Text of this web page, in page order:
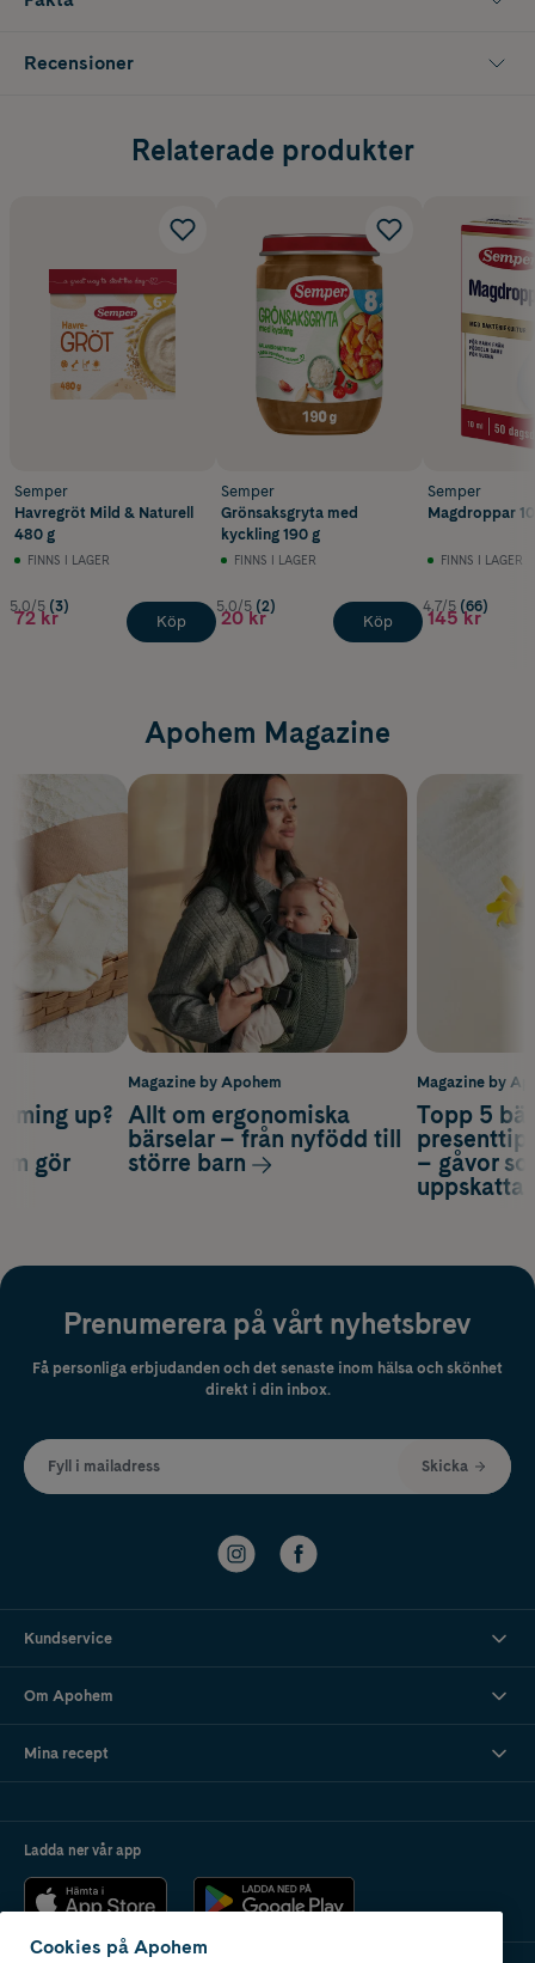
Recensioner
Relaterade produkter
Semper
Havregröt Mild & Naturell
480 g
FINNS I LAGER
5.0/5 (3)
72 kr Köp
Semper
Grönsaksgryta med
kyckling 190 g
FINNS I LAGER
5.0/5 (2)
20 kr Köp
Semper
Magdroppar
FINNS I LAGER
4.7/5 (66)
145 kr
Apohem Magazine
Magazine by
Topp 5
– gåvor
up?
gör
Magazine by Apohem
Allt om ergonomiska
bärselar – från nyfödd till
större barn
Prenumerera på vårt nyhetsbrev
Få personliga erbjudanden och det senaste inom hälsa och skönhet
direkt i din inbox.
Fyll i mailadress Skicka
Kundservice
Om Apohem
Mina recept
Ladda ner vår app
Cookies på Apohem